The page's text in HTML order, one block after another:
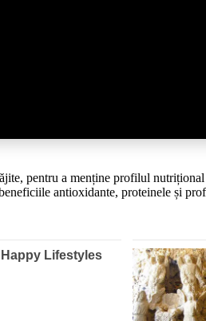
pentru a menține profilul
antioxidante, proteinele și